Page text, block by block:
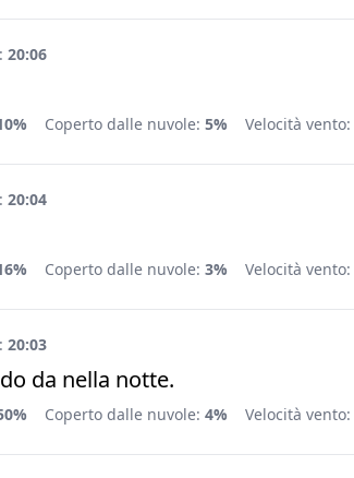
20:06
Coperto dalle nuvole: 5% Velocità vento:
20:04
Coperto dalle nuvole: 3% Velocità vento:
20:03
da nella notte.
Coperto dalle nuvole: 4% Velocità vento: